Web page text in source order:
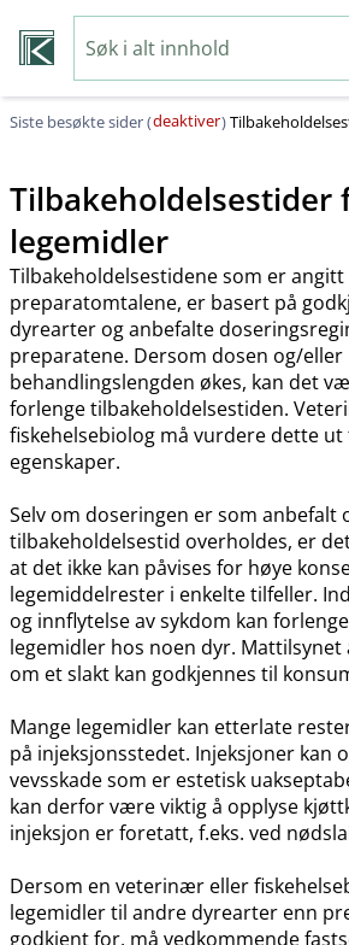
Siste besøkte sider (deaktiver)
Tilbakeholdelsestider
legemidler
Tilbakeholdelsestidene som er angitt
preparatomtalene, er basert på
dyrearter og anbefalte
preparatene. Dersom dosen og​/​eller
behandlingslengden økes, kan det
forlenge tilbakeholdelsestiden.
fiskehelsebiolog må vurdere dette
egenskaper.
Selv om doseringen er som anbefalt
tilbakeholdelsestid overholdes, er
at det ikke kan påvises for høye
legemiddelrester i enkelte tilfeller.
og innflytelse av sykdom kan
legemidler hos noen dyr.
om et slakt kan godkjennes til
Mange legemidler kan etterlate
på injeksjonsstedet. Injeksjoner kan
vevsskade som er estetisk
kan derfor være viktig å opplyse
injeksjon er foretatt, f.eks. ved
Dersom en veterinær eller
legemidler til andre dyrearter enn
godkjent for, må vedkommende